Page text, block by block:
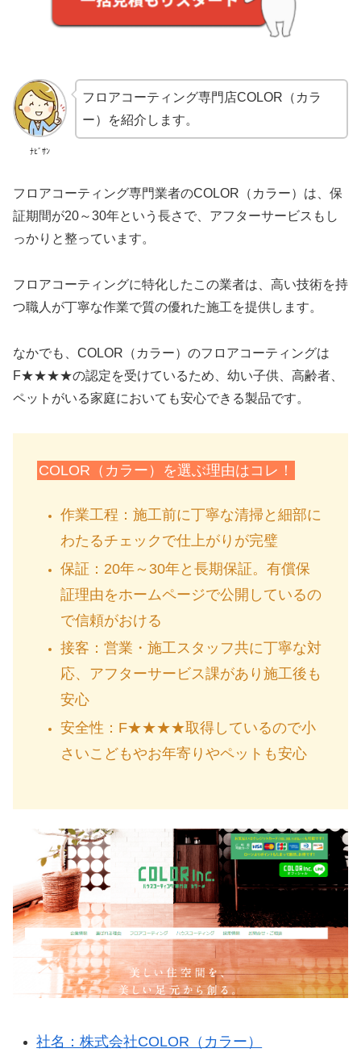
ﾅﾋﾞｻﾝ
フロアコーティング専門店COLOR（カラ
ー）を紹介します。
フロアコーティング専門業者のCOLOR（カラー）は、保
証期間が20～30年という長さで、アフターサービスもし
っかりと整っています。
フロアコーティングに特化したこの業者は、高い技術を持
つ職人が丁寧な作業で質の優れた施工を提供します。
なかでも、COLOR（カラー）のフロアコーティングは
F★★★★の認定を受けているため、幼い子供、高齢者、
ペットがいる家庭においても安心できる製品です。
COLOR（カラー）を選ぶ理由はコレ！
作業工程： 施工前に丁寧な清掃と細部に
わたるチェックで仕上がりが完璧
保証： 20年～30年と長期保証。有償保
証理由をホームページで公開しているの
で信頼がおける
接客： 営業・施工スタッフ共に丁寧な対
応、アフターサービス課があり施工後も
安心
安全性： F★★★★取得しているので小
さいこどもやお年寄りやペットも安心
社名：株式会社COLOR（カラー）